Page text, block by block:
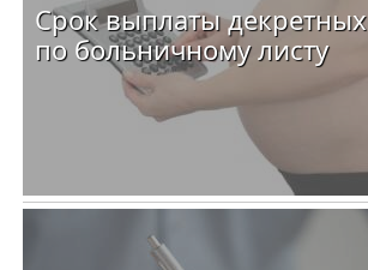
Срок выплаты декретных
по больничному листу